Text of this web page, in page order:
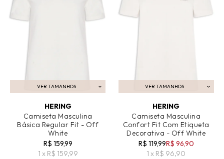
VER TAMANHOS
ADICIONAR AO CARRINHO
HERING
Camiseta Masculina
Básica Regular Fit - Off
White
R$ 159,99
1 x R$ 159,99
VER TAMANHOS
ADICIONAR AO CARRINHO
HERING
Camiseta Masculina
Confort Fit Com Etiqueta
Decorativa - Off White
R$ 119,99R$ 96,90
1 x R$ 96,90